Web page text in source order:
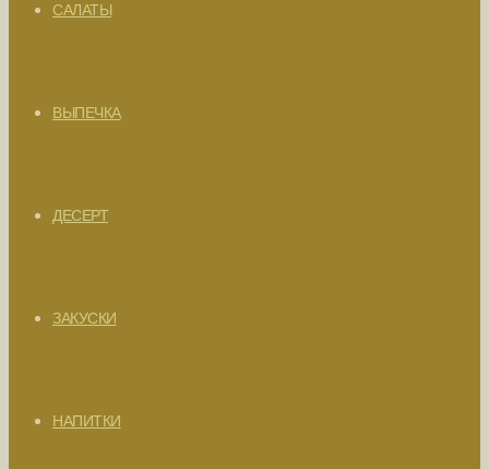
САЛАТЫ
ВЫПЕЧКА
ДЕСЕРТ
ЗАКУСКИ
НАПИТКИ